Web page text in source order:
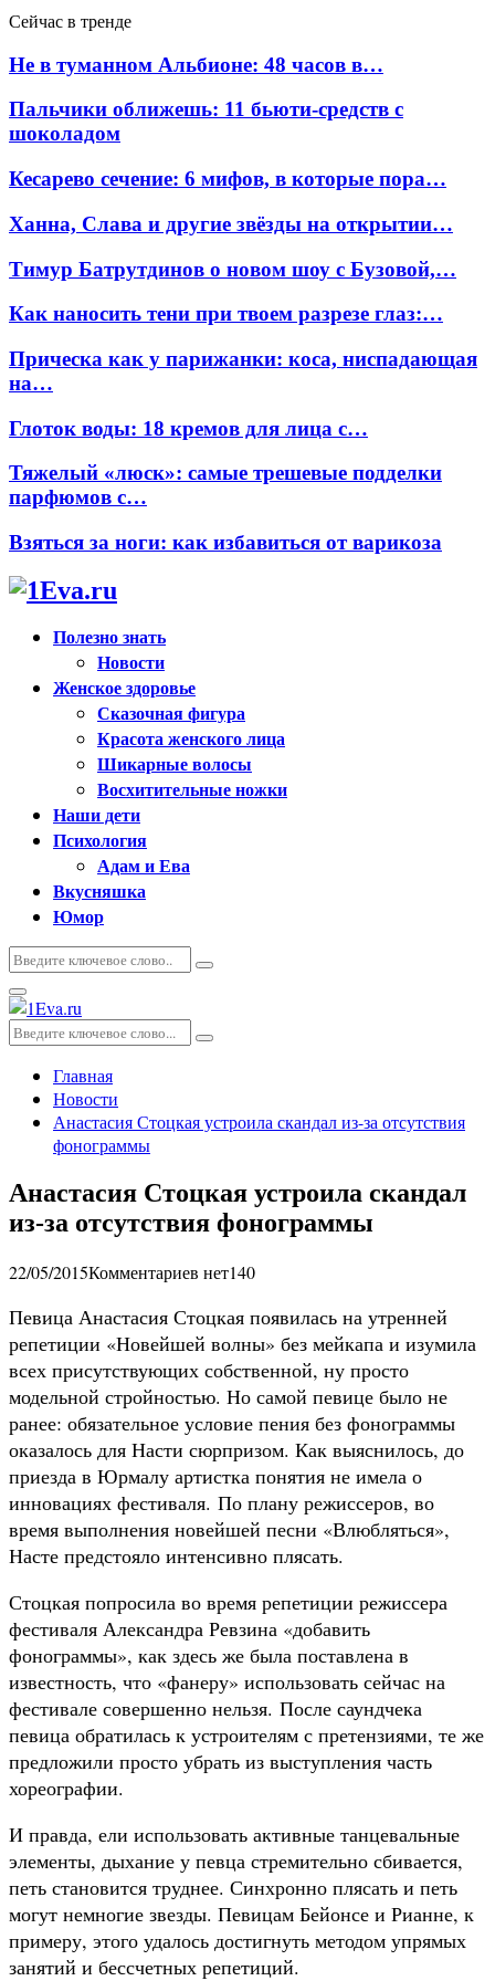
Сейчас в тренде
Не в туманном Альбионе: 48 часов в…
Пальчики оближешь: 11 бьюти-средств с
шоколадом
Кесарево сечение: 6 мифов, в которые пора…
Ханна, Слава и другие звёзды на открытии…
Тимур Батрутдинов о новом шоу с Бузовой,…
Как наносить тени при твоем разрезе глаз:…
Прическа как у парижанки: коса, ниспадающая
на…
Глоток воды: 18 кремов для лица с…
Тяжелый «люск»: самые трешевые подделки
парфюмов с…
Взяться за ноги: как избавиться от варикоза
Полезно знать
Новости
Женское здоровье
Сказочная фигура
Красота женского лица
Шикарные волосы
Восхитительные ножки
Наши дети
Психология
Адам и Ева
Вкусняшка
Юмор
Искать:
Поиск
Основное
меню
Искать:
Поиск
Главная
Новости
Анастасия Стоцкая устроила скандал из-за отсутствия
фонограммы
Анастасия Стоцкая устроила скандал
из-за отсутствия фонограммы
22/05/2015Комментариев нет140
Певица Анастасия Стоцкая появилась на утренней
репетиции «Новейшей волны» без мейкапа и изумила
всех присутствующих собственной, ну просто
модельной стройностью. Но самой певице было не
ранее: обязательное условие пения без фонограммы
оказалось для Насти сюрпризом. Как выяснилось, до
приезда в Юрмалу артистка понятия не имела о
инновациях фестиваля. По плану режиссеров, во
время выполнения новейшей песни «Влюбляться»,
Насте предстояло интенсивно плясать.
Стоцкая попросила во время репетиции режиссера
фестиваля Александра Ревзина «добавить
фонограммы», как здесь же была поставлена в
известность, что «фанеру» использовать сейчас на
фестивале совершенно нельзя. После саундчека
певица обратилась к устроителям с претензиями, те же
предложили просто убрать из выступления часть
хореографии.
И правда, ели использовать активные танцевальные
элементы, дыхание у певца стремительно сбивается,
петь становится труднее. Синхронно плясать и петь
могут немногие звезды. Певицам Бейонсе и Рианне, к
примеру, этого удалось достигнуть методом упрямых
занятий и бессчетных репетиций.